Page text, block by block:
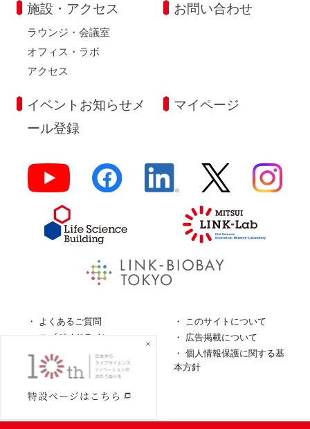
施設・アクセス
ラウンジ・会議室
オフィス・ラボ
アクセス
お問い合わせ
イベントお知らせメ
ール登録
マイページ
よくあるご質問
このサイトについて
ロゴガイドライン
広告掲載について
特定商取引法に基づく表
個人情報保護に関する基
本方針